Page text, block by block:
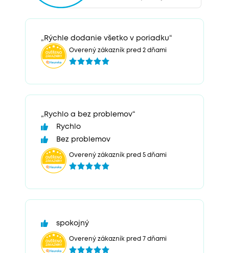
„Rýchle dodanie všetko v poriadku“
Overený zákazník pred 2 dňami
„Rychlo a bez problemov“
Rychlo
Bez problemov
Overený zákazník pred 5 dňami
spokojný
Overený zákazník pred 7 dňami